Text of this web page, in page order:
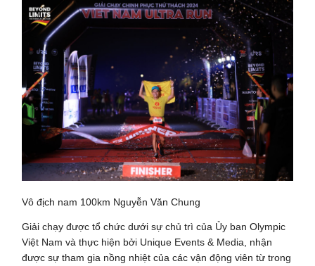
Vô địch nam 100km Nguyễn Văn Chung
Giải chạy được tổ chức dưới sự chủ trì của Ủy ban Olympic
Việt Nam và thực hiện bởi Unique Events & Media, nhận
được sự tham gia nồng nhiệt của các vận động viên từ trong